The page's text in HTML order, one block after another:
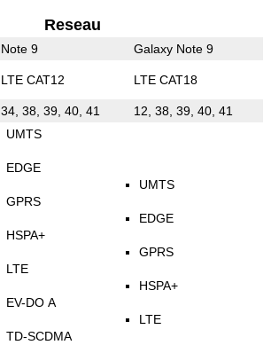
Reseau
Note 9 Galaxy Note 9
LTE CAT12 LTE CAT18
34, 38, 39, 40, 41 12, 38, 39, 40, 41
UMTS
EDGE
GPRS
HSPA+
LTE
EV-DO A
TD-SCDMA
UMTS
EDGE
GPRS
HSPA+
LTE